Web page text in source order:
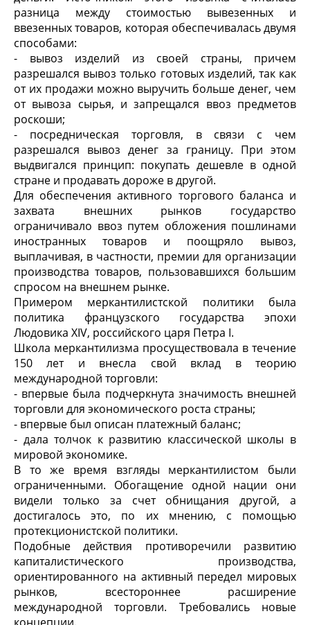
разница между стоимостью вывезенных и
ввезенных товаров, которая обеспечивалась двумя
способами:
- вывоз изделий из своей страны, причем
разрешался вывоз только готовых изделий, так как
от их продажи можно выручить больше денег, чем
от вывоза сырья, и запрещался ввоз предметов
роскоши;
- посредническая торговля, в связи с чем
разрешался вывоз денег за границу. При этом
выдвигался принцип: покупать дешевле в одной
стране и продавать дороже в другой.
Для обеспечения активного торгового баланса и
захвата внешних рынков государство
ограничивало ввоз путем обложения пошлинами
иностранных товаров и поощряло вывоз,
выплачивая, в частности, премии для организации
производства товаров, пользовавшихся большим
спросом на внешнем рынке.
Примером меркантилистской политики была
политика французского государства эпохи
Людовика XIV, российского царя Петра I.
Школа меркантилизма просуществовала в течение
150 лет и внесла свой вклад в теорию
международной торговли:
- впервые была подчеркнута значимость внешней
торговли для экономического роста страны;
- впервые был описан платежный баланс;
- дала толчок к развитию классической школы в
мировой экономике.
В то же время взгляды меркантилистом были
ограниченными. Обогащение одной нации они
видели только за счет обнищания другой, а
достигалось это, по их мнению, с помощью
протекционистской политики.
Подобные действия противоречили развитию
капиталистического производства,
ориентированного на активный передел мировых
рынков, всестороннее расширение
международной торговли. Требовались новые